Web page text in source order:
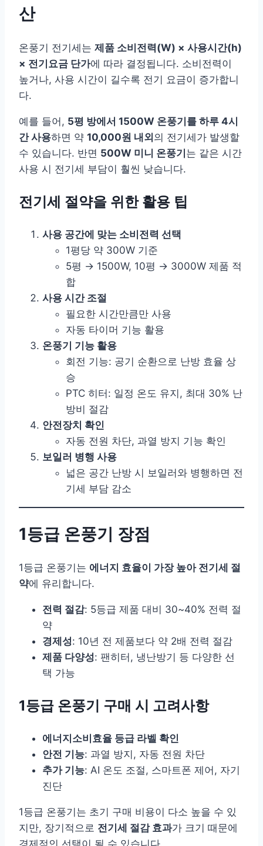
산
온풍기 전기세는 제품 소비전력(W) × 사용시간(h)
× 전기요금 단가에 따라 결정됩니다. 소비전력이
높거나, 사용 시간이 길수록 전기 요금이 증가합니
다.
예를 들어, 5평 방에서 1500W 온풍기를 하루 4시
간 사용하면 약 10,000원 내외의 전기세가 발생할
수 있습니다. 반면 500W 미니 온풍기는 같은 시간
사용 시 전기세 부담이 훨씬 낮습니다.
전기세 절약을 위한 활용 팁
사용 공간에 맞는 소비전력 선택
1평당 약 300W 기준
5평 → 1500W, 10평 → 3000W 제품 적
합
사용 시간 조절
필요한 시간만큼만 사용
자동 타이머 기능 활용
온풍기 기능 활용
회전 기능: 공기 순환으로 난방 효율 상
승
PTC 히터: 일정 온도 유지, 최대 30% 난
방비 절감
안전장치 확인
자동 전원 차단, 과열 방지 기능 확인
보일러 병행 사용
넓은 공간 난방 시 보일러와 병행하면 전
기세 부담 감소
1등급 온풍기 장점
1등급 온풍기는 에너지 효율이 가장 높아 전기세 절
약에 유리합니다.
전력 절감: 5등급 제품 대비 30~40% 전력 절
약
경제성: 10년 전 제품보다 약 2배 전력 절감
제품 다양성: 팬히터, 냉난방기 등 다양한 선
택 가능
1등급 온풍기 구매 시 고려사항
에너지소비효율 등급 라벨 확인
안전 기능: 과열 방지, 자동 전원 차단
추가 기능: AI 온도 조절, 스마트폰 제어, 자기
진단
1등급 온풍기는 초기 구매 비용이 다소 높을 수 있
지만, 장기적으로 전기세 절감 효과가 크기 때문에
경제적인 선택이 될 수 있습니다.